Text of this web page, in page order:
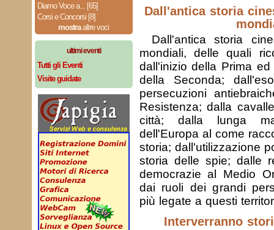
Diamo Voce a... [65]
Corsi e Concorsi [8]
mostraaltre voci
ultimi eventi
Tutti gli Eventi
Visite guidate
Dall'antica storia
Dall'antica storia
mondiali, delle quali
dall'inizio della Prima
della Seconda;
persecuzioni
Resistenza; dalla
città; dalla lunga
dell'Europa al come
storia; dall'utilizzazione
storia delle spie; dalle
democrazie al Medio
dai ruoli dei grandi
più legate a questi
Interverranno